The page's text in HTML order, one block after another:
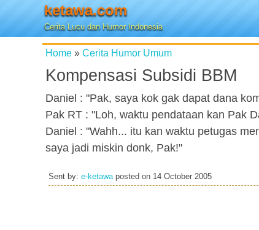
ketawa.com
Cerita Lucu dan Humor Indonesia
Home » Cerita Humor Umum
Kompensasi Subsidi BBM
Daniel : "Pak, saya kok gak dapat dana
Pak RT : "Loh, waktu pendataan kan Pak
Daniel : "Wahh... itu kan waktu petugas
saya jadi miskin donk, Pak!"
Sent by: e-ketawaposted on 14 October 2005